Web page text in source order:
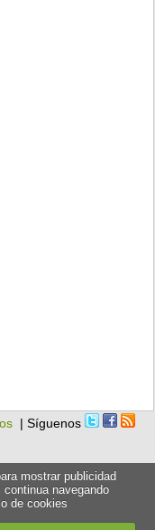
| Síguenos
mostrar publicidad
navegando
de cookies